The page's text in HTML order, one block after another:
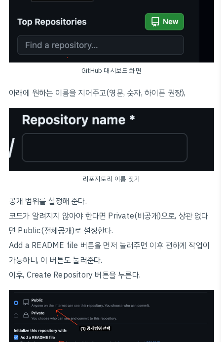
GitHub 대시보드 화면
아래에 원하는 이름을 지어주고(영문, 숫자, 하이픈 권장),
리포지토리 이름 짓기
공개 범위를 설정해 준다.
코드가 알려지지 않아야 한다면 Private(비공개)으로, 상관 없다
면 Public(전체공개)로 설정한다.
Add a README file 버튼을 먼저 눌러주면 이후 편하게 작업이
가능하니, 이 버튼도 눌러준다.
이후, Create Repository 버튼을 누른다.